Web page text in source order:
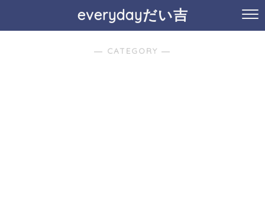
everydayだい吉
― CATEGORY ―